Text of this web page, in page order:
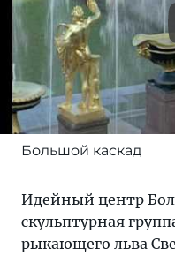
Большой каскад
Идейный центр
скульптурная
рыкающего льва